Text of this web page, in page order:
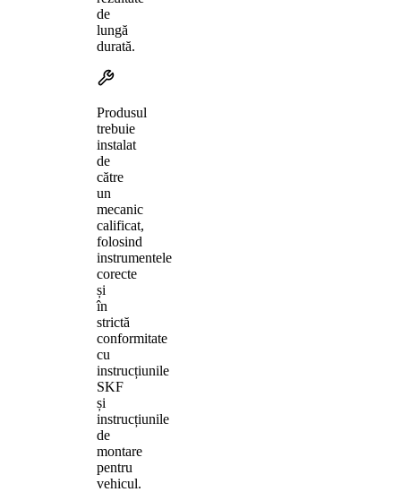
de
lungă
durată.
Produsul
trebuie
instalat
de
către
un
mecanic
calificat,
folosind
instrumentele
corecte
și
în
strictă
conformitate
cu
instrucțiunile
SKF
și
instrucțiunile
de
montare
pentru
vehicul.